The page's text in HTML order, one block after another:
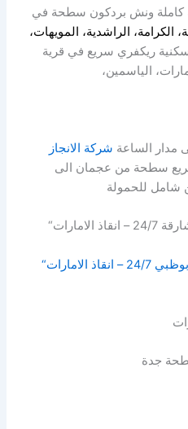
كاملة ونش بردكون سطحة في
الكرامة، الراشدية، المويهات،
ريكفري سريع في قرية
الياسمين،
الساعة شركة الانجاز
سطحة من عجمان الى
شامل للحمولة
جدة